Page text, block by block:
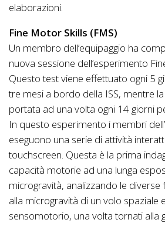
elaborazioni.
Fine Motor Skills (FMS)
Un membro dell’equipaggio ha
nuova sessione dell’esperimento
Questo test viene effettuato ogni 5
tre mesi a bordo della ISS, mentre
portata ad una volta ogni 14 giorni
In questo esperimento i membri
eseguono una serie di attività
touchscreen. Questa è la prima
capacità motorie ad una lunga
microgravità, analizzando le
alla microgravità di un volo spaziale
sensomotorio, una volta tornati alla